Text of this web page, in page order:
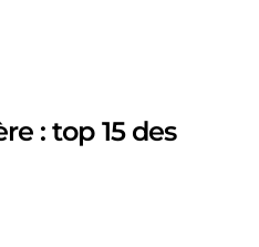
: top 15 des